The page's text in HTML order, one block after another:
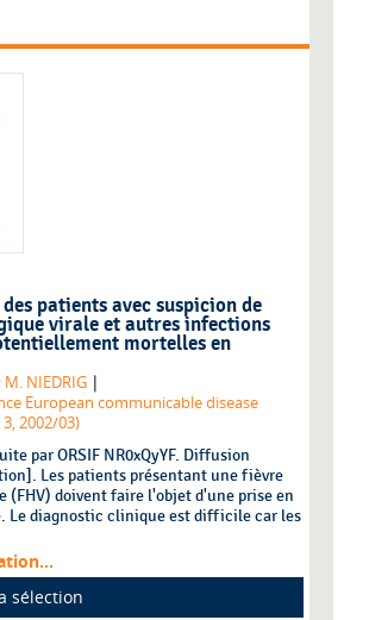
patients avec suspicion de
virale et autres infections
mortelles en
; M. NIEDRIG |
European communicable disease
2002/03)
par ORSIF NR0xQyYF. Diffusion
Les patients présentant une fièvre
(FHV) doivent faire l'objet d'une prise en
Le diagnostic clinique est difficile car les
sélection